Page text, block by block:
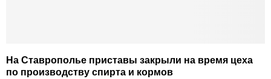
На Ставрополье приставы закрыли на время цеха
по производству спирта и кормов